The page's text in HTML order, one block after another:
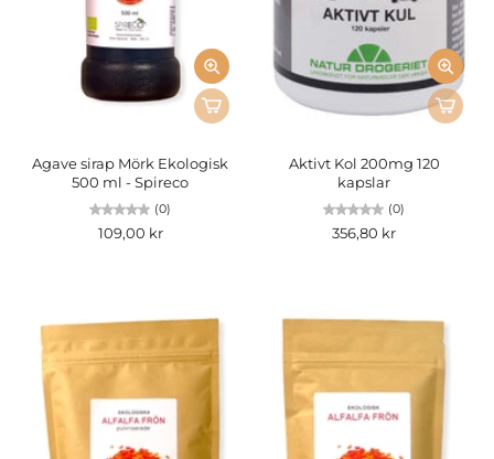
Agave sirap Mörk Ekologisk
500 ml - Spireco
(0)
109,00 kr
Aktivt Kol 200mg 120
kapslar
(0)
356,80 kr